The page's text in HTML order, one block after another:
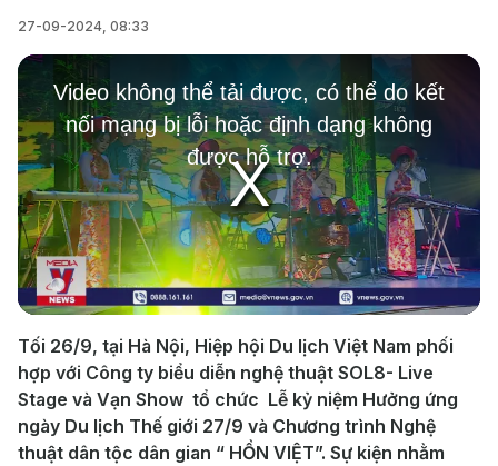
27-09-2024, 08:33
Play
Video
This
a
modal
window.
Video không thể tải được, có thể do kết
nối mạng bị lỗi hoặc định dạng không
được hỗ trợ.
Tối 26/9, tại Hà Nội, Hiệp hội Du lịch Việt Nam phối
hợp với Công ty biểu diễn nghệ thuật SOL8- Live
Stage và Vạn Show tổ chức Lễ kỷ niệm Hưởng ứng
ngày Du lịch Thế giới 27/9 và Chương trình Nghệ
thuật dân tộc dân gian “ HỒN VIỆT”. Sự kiện nhằm